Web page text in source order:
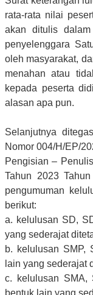
rata-rata nilai
akan ditulis
penyelenggara
oleh masyarakat,
menahan atau
kepada peserta
alasan apa pun.
Selanjutnya
Nomor 004/H/EP/
Pengisian –
Tahun 2023
pengumuman
berikut:
a. kelulusan SD,
yang sederajat
b. kelulusan SMP,
lain yang sederajat
c. kelulusan SMA,
bentuk lain yang